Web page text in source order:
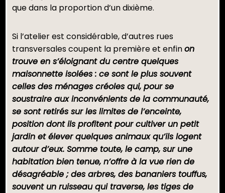
que dans la proportion d’un dixième.
Si l’atelier est considérable, d’autres rues
transversales coupent la première et enfinon
trouve en s’éloignant du centre quelques
maisonnette isolées : ce sont le plus souvent
celles des ménages créoles qui, pour se
soustraire aux inconvénients de la communauté,
se sont retirés sur les limites de l’enceinte,
position dont ils profitent pour cultiver un petit
jardin et élever quelques animaux qu’ils logent
autour d’eux. Somme toute, le camp, sur une
habitation bien tenue, n’offre à la vue rien de
désagréable ; des arbres, des bananiers touffus,
souvent un ruisseau qui traverse, les tiges de